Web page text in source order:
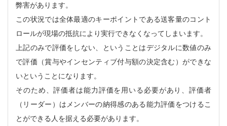
弊害があります。
この状況では全体最適のキーポイントである送客量のコント
ロールが現場の抵抗により実行できなくなってしまいます。
上記のみで評価をしない、ということはデジタルに数値のみ
で評価（賞与やインセンティブ付与額の決定含む）ができな
いということになります。
そのため、評価者は能力評価を用いる必要があり、評価者
（リーダー）はメンバーの納得感のある能力評価をつけるこ
とができる人を据える必要があります。